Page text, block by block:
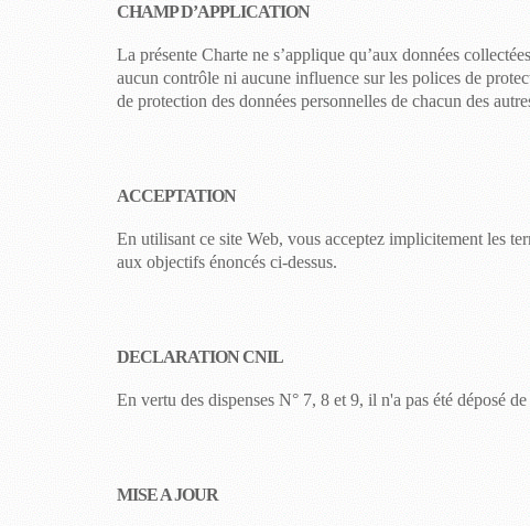
CHAMP D’APPLICATION
La présente Charte ne s’applique qu’aux données
aucun contrôle ni aucune influence sur les polices de
de protection des données personnelles de chacun des
ACCEPTATION
En utilisant ce site Web, vous acceptez implicitement les
aux objectifs énoncés ci-dessus.
DECLARATION CNIL
En vertu des dispenses N° 7, 8 et 9, il n'a pas été déposé
MISE A JOUR